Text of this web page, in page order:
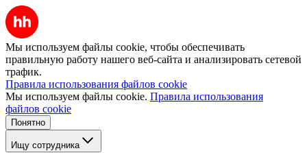
Мы используем файлы cookie, чтобы обеспечивать
правильную работу нашего веб-сайта и анализировать сетевой
трафик.
Правила использования файлов cookie
Мы используем файлы cookie. Правила использования
файлов cookie
Понятно
Ищу сотрудника